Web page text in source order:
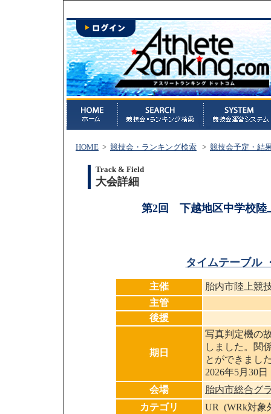
HOME > 競技会・ランキング検索 > 競技会予定・結
Track & Field
大会詳細
第2回 下越地区中学校陸
タイムテーブル
主催
胎内市陸上競
主管
後援
期日
写真判定機の
しました。関
とができまし
2026年5月30日
会場
胎内市総合グ
カテゴリ
UR (WRk対象